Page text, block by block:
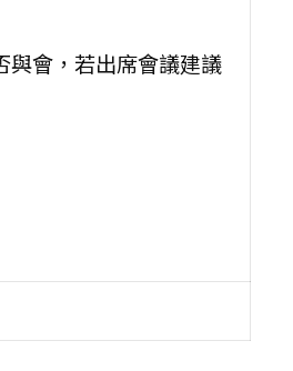
與會，若出席會議建議